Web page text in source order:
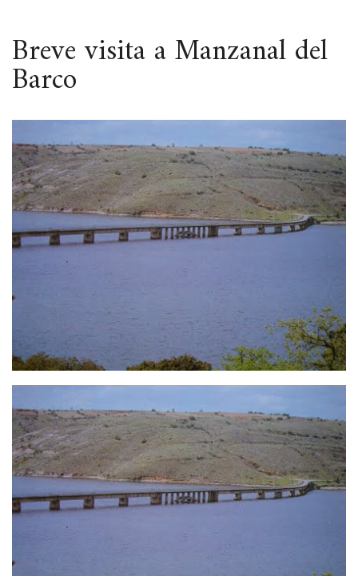
ESPACIO
Breve visita a Manzanal del
Barco